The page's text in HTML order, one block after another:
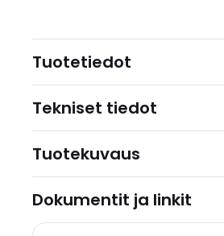
Tuotetiedot
Tekniset tiedot
Tuotekuvaus
Dokumentit ja linkit